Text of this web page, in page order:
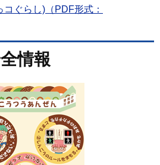
ぐらし)（PDF形式：
情報